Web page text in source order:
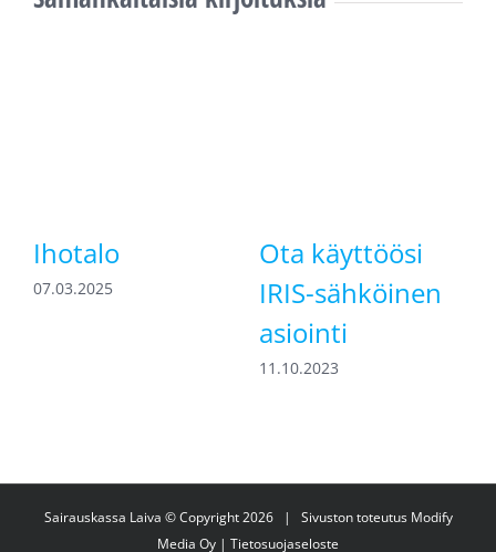
Ihotalo
07.03.2025
Ota käyttöösi
IRIS-sähköinen
asiointi
11.10.2023
Sairauskassa Laiva © Copyright2026 | Sivuston toteutus Modify
Media Oy | Tietosuojaseloste